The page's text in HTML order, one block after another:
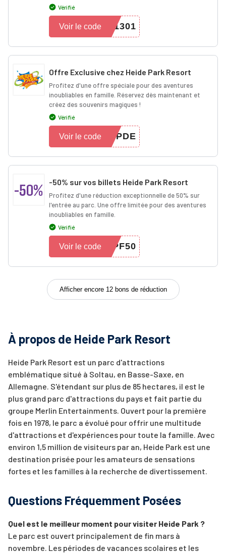
Vérifié
1301
Voir le code
Offre Exclusive chez Heide Park Resort
Profitez d'une offre spéciale pour des aventures
inoubliables en famille. Réservez dès maintenant et
créez des souvenirs magiques !
Vérifié
MPDE
Voir le code
-50% -50% sur vos billets Heide Park Resort
Profitez d'une réduction exceptionnelle de 50% sur
l'entrée au parc. Une offre limitée pour des aventures
inoubliables en famille.
Vérifié
PF50
Voir le code
Afficher encore 12 bons de réduction
À propos de Heide Park Resort
Heide Park Resort est un parc d'attractions
emblématique situé à Soltau, en Basse-Saxe, en
Allemagne. S'étendant sur plus de 85 hectares, il est le
plus grand parc d'attractions du pays et fait partie du
groupe Merlin Entertainments. Ouvert pour la première
fois en 1978, le parc a évolué pour offrir une multitude
d'attractions et d'expériences pour toute la famille. Avec
environ 1,5 million de visiteurs par an, Heide Park est une
destination prisée pour les amateurs de sensations
fortes et les familles à la recherche de divertissement.
Questions Fréquemment Posées
Quel est le meilleur moment pour visiter Heide Park ?
Le parc est ouvert principalement de fin mars à
novembre. Les périodes de vacances scolaires et les